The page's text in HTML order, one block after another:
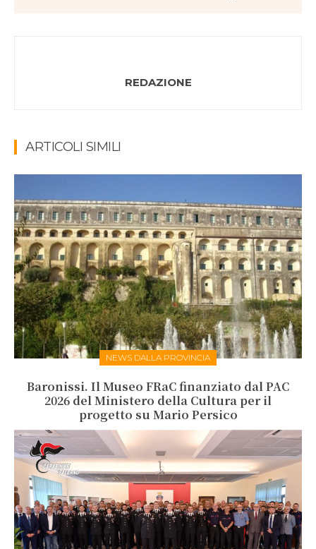
REDAZIONE
ARTICOLI SIMILI
NEWS DALLA PROVINCIA
Baronissi. Il Museo FRaC finanziato dal PAC
2026 del Ministero della Cultura per il
progetto su Mario Persico